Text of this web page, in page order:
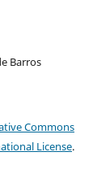
Barros
Commons
License.